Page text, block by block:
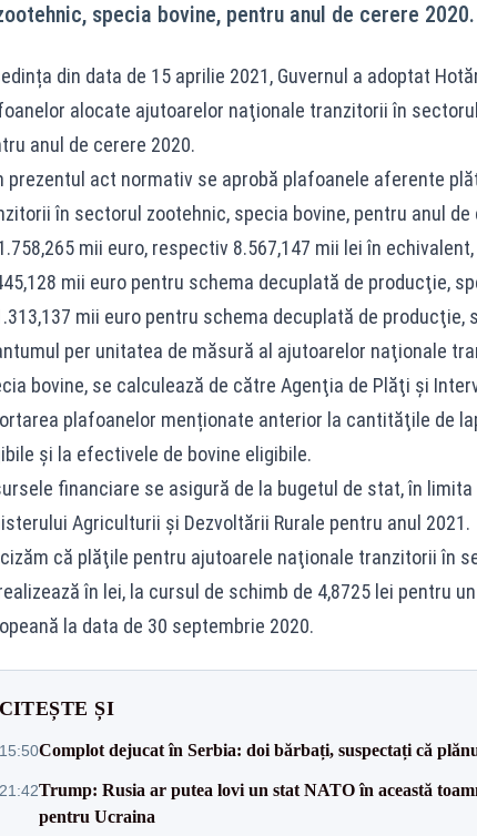
specia bovine, pentru anul de cerere 2020.
din data de 15 aprilie 2021, Guvernul a adoptat
alocate ajutoarelor naţionale tranzitorii în
anul de cerere 2020.
prezentul act normativ se aprobă plafoanele aferente
în sectorul zootehnic, specia bovine, pentru anul
mii euro, respectiv 8.567,147 mii lei în
mii euro pentru schema decuplată de producţie,
mii euro pentru schema decuplată de producţie,
per unitatea de măsură al ajutoarelor naţionale
bovine, se calculează de către Agenţia de Plăţi şi
plafoanelor menționate anterior la cantităţile de
și la efectivele de bovine eligibile.
financiare se asigură de la bugetul de stat, în
Agriculturii şi Dezvoltării Rurale pentru anul 2021.
că plăţile pentru ajutoarele naţionale tranzitorii în
în lei, la cursul de schimb de 4,8725 lei pentru
la data de 30 septembrie 2020.
CITEȘTE ȘI
15:50Complot dejucat în Serbia: doi bărbați, suspectați că
21:42Trump: Rusia ar putea lovi un stat NATO în această
pentru Ucraina